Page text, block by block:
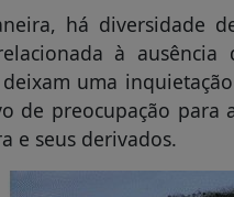
há diversidade
à
deixam uma
de preocupação para
e seus derivados.